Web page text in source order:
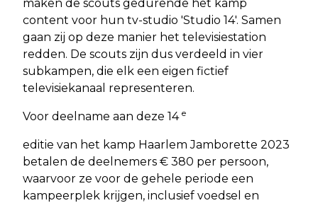
maken de scouts gedurende het kamp
content voor hun tv-studio 'Studio 14'. Samen
gaan zij op deze manier het televisiestation
redden. De scouts zijn dus verdeeld in vier
subkampen, die elk een eigen fictief
televisiekanaal representeren.
Voor deelname aan deze 14 e
editie van het kamp Haarlem Jamborette 2023
betalen de deelnemers € 380 per persoon,
waarvoor ze voor de gehele periode een
kampeerplek krijgen, inclusief voedsel en